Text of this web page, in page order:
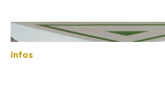
infos